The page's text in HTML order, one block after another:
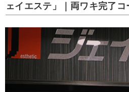
ェイエステ」｜両ワキ完了コ